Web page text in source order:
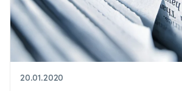
20.01.2020